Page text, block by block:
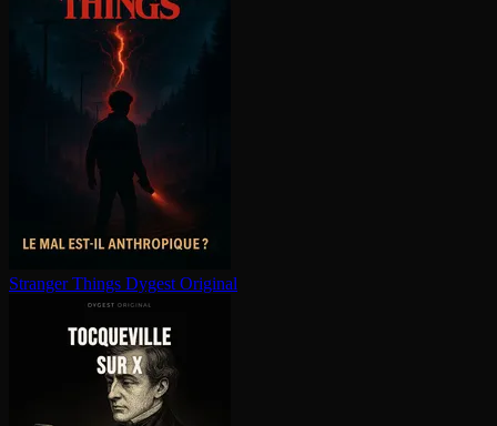
Stranger Things Dygest Original